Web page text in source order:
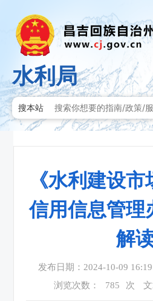
水利局
搜本站
《水利建设
信用信息管理
解
发布日期：2024-10-09
浏览次数：
785 次